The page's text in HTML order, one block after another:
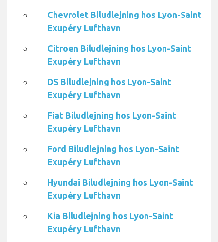
Chevrolet Biludlejning hos Lyon-Saint
Exupéry Lufthavn
Citroen Biludlejning hos Lyon-Saint
Exupéry Lufthavn
DS Biludlejning hos Lyon-Saint
Exupéry Lufthavn
Fiat Biludlejning hos Lyon-Saint
Exupéry Lufthavn
Ford Biludlejning hos Lyon-Saint
Exupéry Lufthavn
Hyundai Biludlejning hos Lyon-Saint
Exupéry Lufthavn
Kia Biludlejning hos Lyon-Saint
Exupéry Lufthavn